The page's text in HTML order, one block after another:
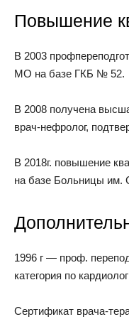
Повышение
В 2003
МО на базе ГКБ № 52.
В 2008 получена
врач-нефролог,
В 2018г. повышение
на базе Больницы им.
1996 г — проф.
категория по
Сертификат врача-